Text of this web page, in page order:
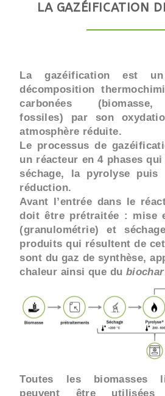
LA GAZÉIFICATION
La gazéification est
décomposition
carbonées (biomasse,
fossiles) par son
atmosphère réduite.
Le processus de
un réacteur en 4 phases
séchage, la pyrolyse puis
réduction.
Avant l’entrée dans le
doit être prétraitée : mise
(granulométrie) et
produits qui résultent de
sont du gaz de synthèse,
chaleur ainsi que du biochar
Toutes les biomasses
peuvent être